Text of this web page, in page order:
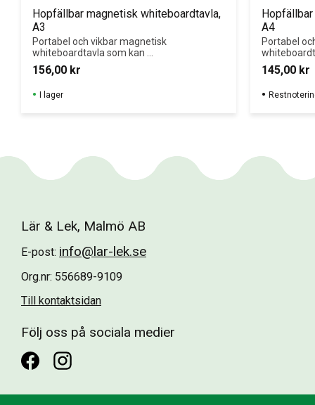
Hopfällbar magnetisk whiteboardtavla,
A3
Portabel och vikbar magnetisk
whiteboardtavla som kan
användas både stående på
bord och i grupparbete. Mått:
156,00 kr
I lager
A4
Portabel
användas
bord och i
145,00 kr
Lär & Lek, Malmö AB
E-post: info@lar-lek.se
Org.nr: 556689-9109
Till kontaktsidan
Följ oss på sociala medier